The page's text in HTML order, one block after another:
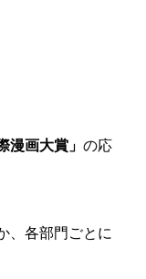
漫画大賞」 の応
、各部門ごとに